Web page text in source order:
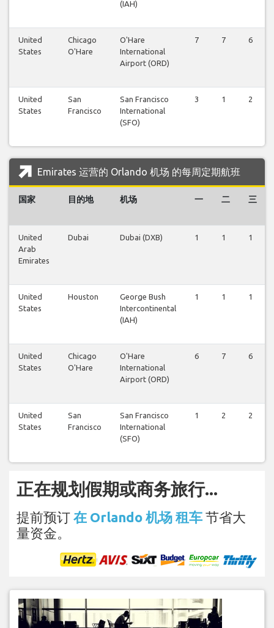
(IAH)
United
States
Chicago
O'Hare
O'Hare
International
Airport (ORD)
7 7 6
United
States
San
Francisco
San Francisco
International
(SFO)
3 1 2
Emirates 运营的 Orlando 机场 的每周定期航班
国家 目的地 机场 一 二 三
United
Arab
Emirates
Dubai Dubai (DXB) 1 1 1
United
States
Houston
George Bush
Intercontinental
(IAH)
1 1 1
United
States
Chicago
O'Hare
O'Hare
International
Airport (ORD)
6 7 6
United
States
San
Francisco
San Francisco
International
(SFO)
1 2 2
正在规划假期或商务旅行...
提前预订 在 Orlando 机场 租车 节省大
量资金。